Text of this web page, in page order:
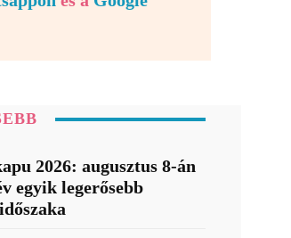
2026: augusztus 8-án
egyik legerősebb